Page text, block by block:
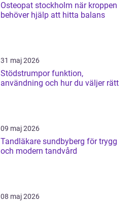
Osteopat stockholm när kroppen
behöver hjälp att hitta balans
31 maj 2026
Stödstrumpor funktion,
användning och hur du väljer rätt
09 maj 2026
Tandläkare sundbyberg för trygg
och modern tandvård
08 maj 2026